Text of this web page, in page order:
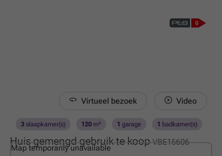
Huis gemengd gebruik te koop VBE15606
Virtueel bezoek Video
3 slaapkamer(s) 120 m² 1 garage 1 badkamer(s)
Map temporarily unavailable